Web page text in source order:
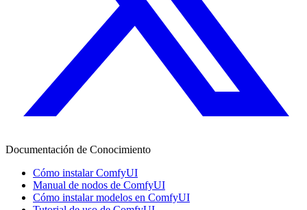
Documentación de Conocimiento
Cómo instalar ComfyUI
Manual de nodos de ComfyUI
Cómo instalar modelos en ComfyUI